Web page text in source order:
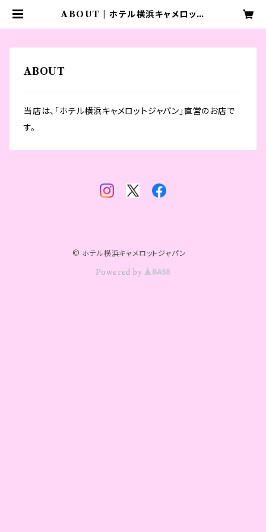
ABOUT | ホテル横浜キャメロット
ABOUT
当店は、「ホテル横浜キャメロットジャパン」直営のお店で
す。
© ホテル横浜キャメロットジャパン
Powered by